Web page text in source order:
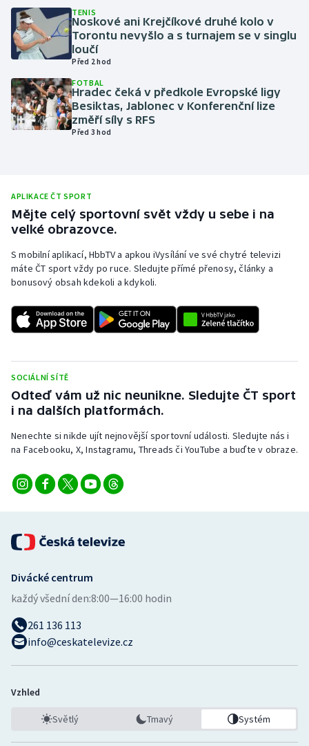
Lezení
Lyže a snowboard
Moderní pětiboj
Motorsport
Plavání
Plážový volejbal
Ragby
Rychlobruslení
Short track
Sportovní střelba
Stolní tenis
Triatlon
Veslování
Vodní slalom
Volejbal
TENIS
Noskové ani Krejčíkové druhé kolo v
Torontu nevyšlo a s turnajem se v singlu
loučí
Před 2 hod
FOTBAL
Hradec čeká v předkole Evropské ligy
Besiktas, Jablonec v Konferenční lize
změří síly s RFS
Před 3 hod
APLIKACE ČT SPORT
Mějte celý sportovní svět vždy u sebe i na
velké obrazovce.
S mobilní aplikací, HbbTV a apkou iVysílání ve své chytré televizi
máte ČT sport vždy po ruce. Sledujte přímé přenosy, články a
bonusový obsah kdekoli a kdykoli.
SOCIÁLNÍ SÍTĚ
Odteď vám už nic neunikne. Sledujte ČT sport
i na dalších platformách.
Nenechte si nikde ujít nejnovější sportovní události. Sledujte nás i
na Facebooku, X, Instagramu, Threads či YouTube a buďte v obraze.
Divácké centrum
každý všední den:8:00—16:00 hodin
261 136 113
info@ceskatelevize.cz
Vzhled
Světlý Tmavý Systém